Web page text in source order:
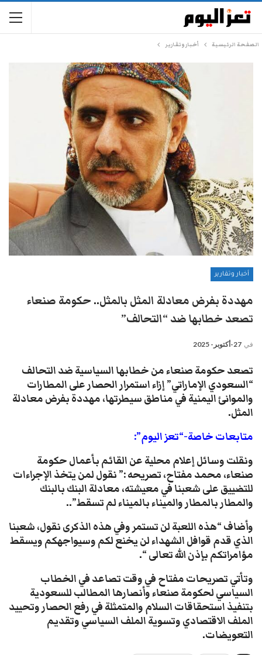
الصفحة الرئيسية أخبار وتقارير
أخبار وتقارير
مهددة بفرض معادلة المثل بالمثل.. حكومة صنعاء
تصعد خطابها ضد “التحالف”
في 27-أكتوبر- 2025
تصعد حكومة صنعاء من خطابها السياسية ضد التحالف
“السعودي الإماراتي” إزاء استمرار الحصار على المطارات
والموانئ اليمنية في مناطق سيطرتها، مهددة بفرض معادلة
المثل.
متابعات خاصة-“تعز اليوم”:
ونقلت وسائل إعلام محلية عن القائم بأعمال حكومة
صنعاء، محمد مفتاح، تصريحه :” نقول لمن يتخذ الإجراءات
للتضييق على شعبنا في معيشته، معادلة البنك بالبنك
والمطار بالمطار والميناء بالميناء لم تسقط”..
وأضاف “هذه اللعبة لن تستمر وفي هذه الذكرى نقول، شعبنا
الذي قدم قوافل الشهداء لن يخنع لكم وسيواجهكم ويسقط
مؤامراتكم بإذن الله تعالى “.
وتأتي تصريحات مفتاح في وقت تصاعد في الخطاب
السياسي لحكومة صنعاء وأنصارها المطالب للسعودية
بتنفيذ استحقاقات السلام والمتمثلة في رفع الحصار وتحييد
الملف الاقتصادي وتسوية الملف السياسي وتقديم
التعويضات.